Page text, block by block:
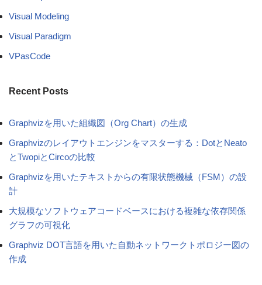
Visual Modeling
Visual Paradigm
VPasCode
Recent Posts
Graphvizを用いた組織図（Org Chart）の生成
Graphvizのレイアウトエンジンをマスターする：DotとNeato
とTwopiとCircoの比較
Graphvizを用いたテキストからの有限状態機械（FSM）の設
計
大規模なソフトウェアコードベースにおける複雑な依存関係
グラフの可視化
Graphviz DOT言語を用いた自動ネットワークトポロジー図の
作成